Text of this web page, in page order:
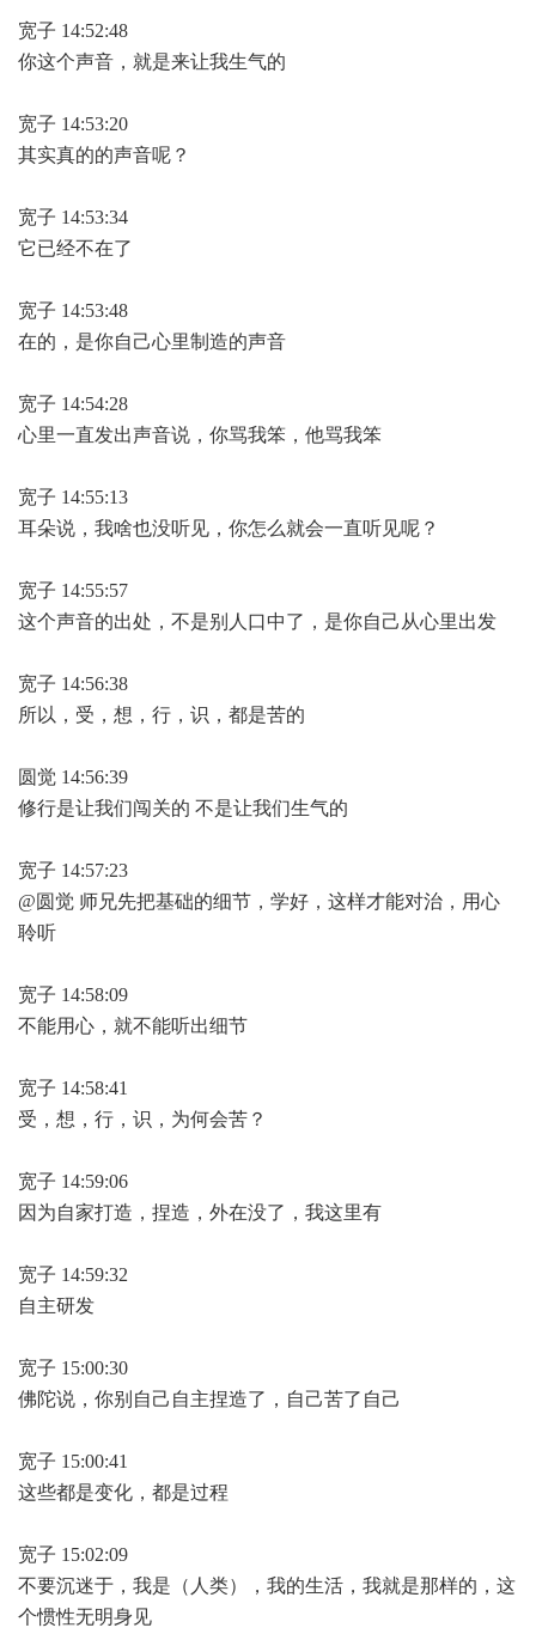
宽子 14:52:48
你这个声音，就是来让我生气的
宽子 14:53:20
其实真的的声音呢？
宽子 14:53:34
它已经不在了
宽子 14:53:48
在的，是你自己心里制造的声音
宽子 14:54:28
心里一直发出声音说，你骂我笨，他骂我笨
宽子 14:55:13
耳朵说，我啥也没听见，你怎么就会一直听见呢？
宽子 14:55:57
这个声音的出处，不是别人口中了，是你自己从心里出发
宽子 14:56:38
所以，受，想，行，识，都是苦的
圆觉 14:56:39
修行是让我们闯关的 不是让我们生气的
宽子 14:57:23
@圆觉 师兄先把基础的细节，学好，这样才能对治，用心
聆听
宽子 14:58:09
不能用心，就不能听出细节
宽子 14:58:41
受，想，行，识，为何会苦？
宽子 14:59:06
因为自家打造，捏造，外在没了，我这里有
宽子 14:59:32
自主研发
宽子 15:00:30
佛陀说，你别自己自主捏造了，自己苦了自己
宽子 15:00:41
这些都是变化，都是过程
宽子 15:02:09
不要沉迷于，我是（人类），我的生活，我就是那样的，这
个惯性无明身见